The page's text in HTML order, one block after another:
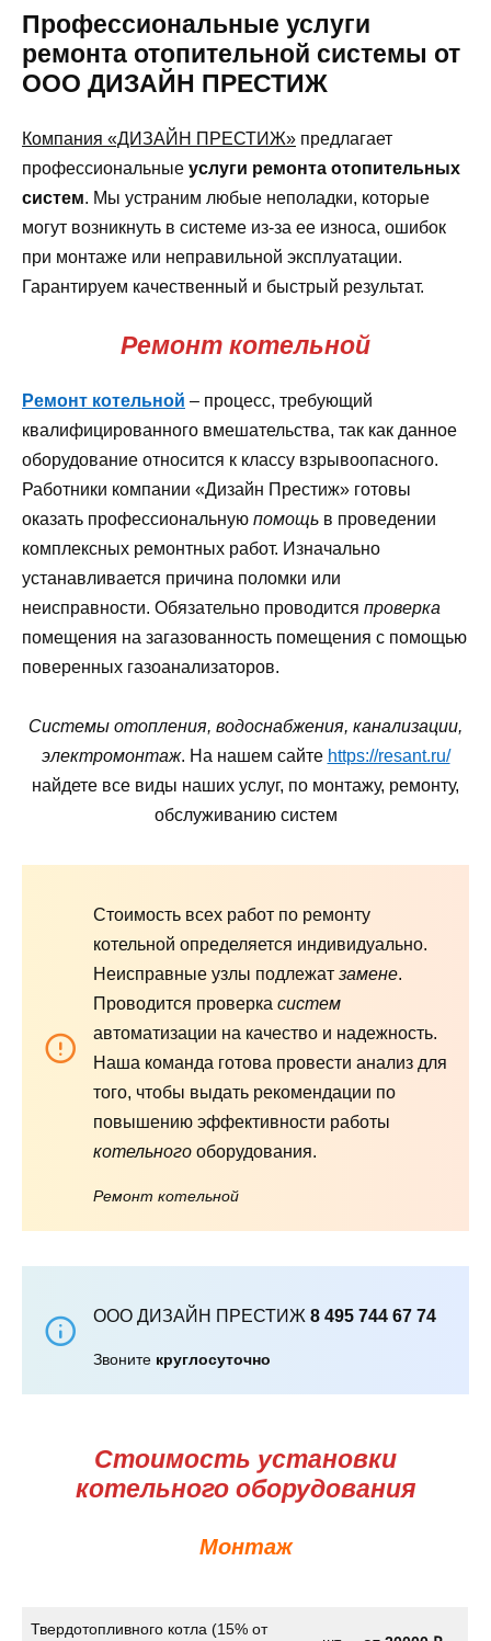
Профессиональные услуги
ремонта отопительной системы от
ООО ДИЗАЙН ПРЕСТИЖ
Компания «ДИЗАЙН ПРЕСТИЖ» предлагает
профессиональные услуги ремонта отопительных
систем. Мы устраним любые неполадки, которые
могут возникнуть в системе из-за ее износа, ошибок
при монтаже или неправильной эксплуатации.
Гарантируем качественный и быстрый результат.
Ремонт котельной
Ремонт котельной – процесс, требующий
квалифицированного вмешательства, так как данное
оборудование относится к классу взрывоопасного.
Работники компании «Дизайн Престиж» готовы
оказать профессиональную помощь в проведении
комплексных ремонтных работ. Изначально
устанавливается причина поломки или
неисправности. Обязательно проводится проверка
помещения на загазованность помещения с помощью
поверенных газоанализаторов.
Системы отопления, водоснабжения, канализации,
электромонтаж. На нашем сайте https://resant.ru/
найдете все виды наших услуг, по монтажу, ремонту,
обслуживанию систем
Стоимость всех работ по ремонту
котельной определяется индивидуально.
Неисправные узлы подлежат замене.
Проводится проверка систем
автоматизации на качество и надежность.
Наша команда готова провести анализ для
того, чтобы выдать рекомендации по
повышению эффективности работы
котельного оборудования.
Ремонт котельной
ООО ДИЗАЙН ПРЕСТИЖ 8 495 744 67 74
Звоните круглосуточно
Стоимость установки
котельного оборудования
Монтаж
Твердотопливного котла (15% от